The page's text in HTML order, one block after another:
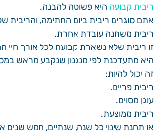
ריבית קבועה היא פשוטה להבנה.
אתם סוגרים ריבית ביום החתימה,
ריבית משתנה עובדת אחרת.
זו ריבית שלא נשארת קבועה לכל אורך חיי
היא מתעדכנת לפי מנגנון שנקבע מראש
זה יכול להיות:
ריבית פריים.
עוגן מסוים.
ריבית ממוצעת.
או תחנת שינוי כל שנה, שנתיים, חמש שנים